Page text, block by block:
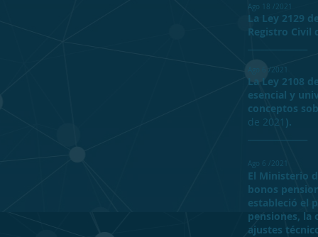
Ago 18 /2021
La Ley 2129
Registro Civil
Ago 6 /2021
La Ley 2108
esencial y
conceptos
de 2021 ).
Ago 6 /2021
El Ministerio
bonos
estableció el
pensiones, la
ajustes